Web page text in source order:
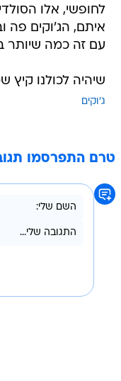
לחופשי, אלו
איתם, הג'וקים פה
עם זה כמה שיותר
שיהיה לכולנו קיץ
ג'וקים
טרם התפרסמו